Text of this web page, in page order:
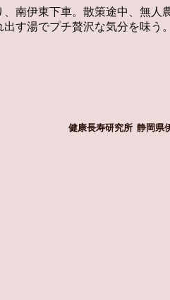
南伊東下車。散策途中、無
す湯でプチ贅沢な気分を味う。
健康長寿研究所 静岡県